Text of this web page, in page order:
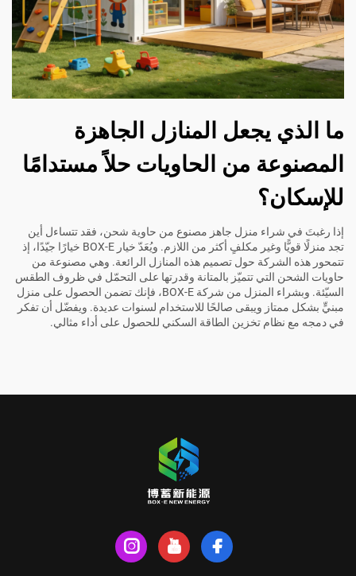
ما الذي يجعل المنازل الجاهزة
المصنوعة من الحاويات حلاً مستدامًا
للإسكان؟
إذا رغبتَ في شراء منزل جاهز مصنوع من حاوية شحن، فقد تتساءل أين
تجد منزلًا قويًّا وغير مكلفٍ أكثر من اللازم. ويُعَدّ خيار BOX-E خيارًا جيّدًا، إذ
تتمحور هذه الشركة حول تصميم هذه المنازل الرائعة. وهي مصنوعة من
حاويات الشحن التي تتميّز بالمتانة وقدرتها على التحمّل في ظروف الطقس
السيّئة. وبشراء المنزل من شركة BOX-E، فإنك تضمن الحصول على منزل
مبنيٍّ بشكل ممتاز ويبقى صالحًا للاستخدام لسنوات عديدة. ويفضّل أن تفكر
في دمجه مع نظام تخزين الطاقة السكني للحصول على أداء مثالي.